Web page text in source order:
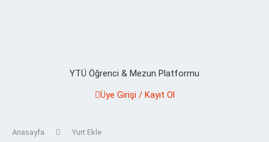
YTÜ Öğrenci & Mezun Platformu
Üye Girişi / Kayıt Ol
Anasayfa Yurt Ekle